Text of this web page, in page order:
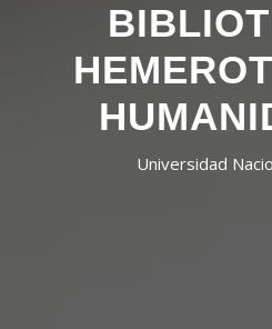
Universidad